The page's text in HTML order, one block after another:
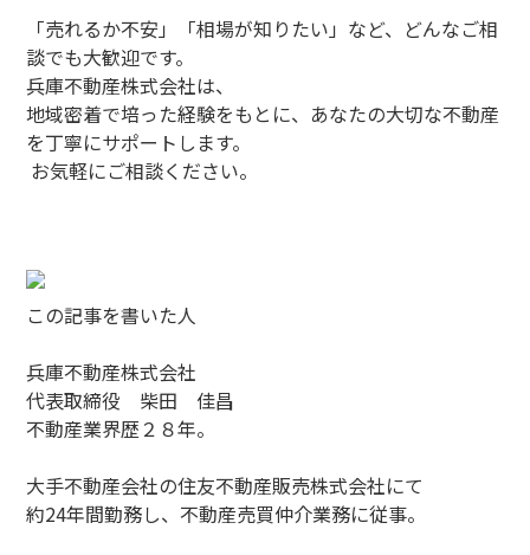
「売れるか不安」「相場が知りたい」など、どんなご相
談でも大歓迎です。
兵庫不動産株式会社は、
地域密着で培った経験をもとに、あなたの大切な不動産
を丁寧にサポートします。
お気軽にご相談ください。
この記事を書いた人
兵庫不動産株式会社
代表取締役 柴田 佳昌
不動産業界歴２８年。
大手不動産会社の住友不動産販売株式会社にて
約24年間勤務し、不動産売買仲介業務に従事。